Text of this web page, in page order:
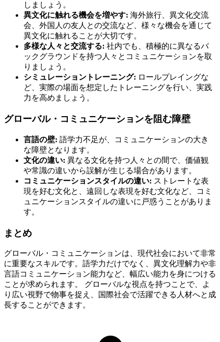
しましょう。
異文化に触れる機会を増やす: 海外旅行、異文化交流
会、外国人の友人との交流など、様々な機会を通じて
異文化に触れることが大切です。
多様な人々と交流する: 社内でも、積極的に異なるバ
ックグラウンドを持つ人々とコミュニケーションを取
りましょう。
シミュレーショントレーニング: ロールプレイングな
ど、実際の場面を想定したトレーニングを行い、実践
力を高めましょう。
グローバル・コミュニケーションを阻む障壁
言語の壁: 語学力不足が、コミュニケーションの大き
な障壁となります。
文化の違い: 異なる文化を持つ人々との間で、価値観
や常識の違いから誤解が生じる場合があります。
コミュニケーションスタイルの違い: ストレートな表
現を好む文化と、遠回しな表現を好む文化など、コミ
ュニケーションスタイルの違いに戸惑うことがありま
す。
まとめ
グローバル・コミュニケーションは、現代社会において非常
に重要なスキルです。語学力だけでなく、異文化理解力や非
言語コミュニケーション能力など、幅広い能力を身につける
ことが求められます。 グローバルな視点を持つことで、よ
り広い視野で物事を捉え、国際社会で活躍できる人材へと成
長することができます。